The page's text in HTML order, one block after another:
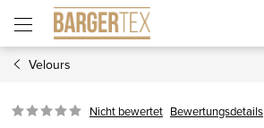
Inhalt
springen
Velours
Nicht bewertet Bewertungsdetails